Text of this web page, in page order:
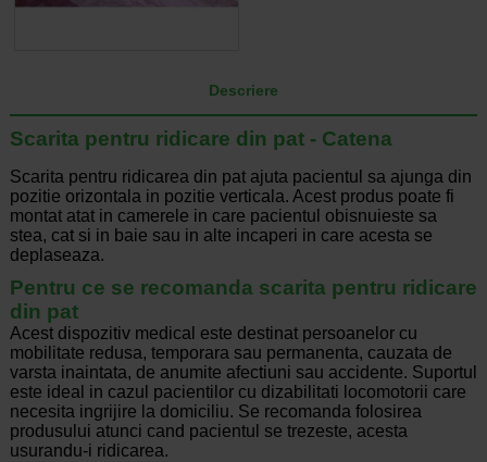
Descriere
Scarita pentru ridicare din pat - Catena
Scarita pentru ridicarea din pat ajuta pacientul sa ajunga din
pozitie orizontala in pozitie verticala. Acest produs poate fi
montat atat in camerele in care pacientul obisnuieste sa
stea, cat si in baie sau in alte incaperi in care acesta se
deplaseaza.
Pentru ce se recomanda scarita pentru ridicare
din pat
Acest dispozitiv medical este destinat persoanelor cu
mobilitate redusa, temporara sau permanenta, cauzata de
varsta inaintata, de anumite afectiuni sau accidente. Suportul
este ideal in cazul pacientilor cu dizabilitati locomotorii care
necesita ingrijire la domiciliu. Se recomanda folosirea
produsului atunci cand pacientul se trezeste, acesta
usurandu-i ridicarea.